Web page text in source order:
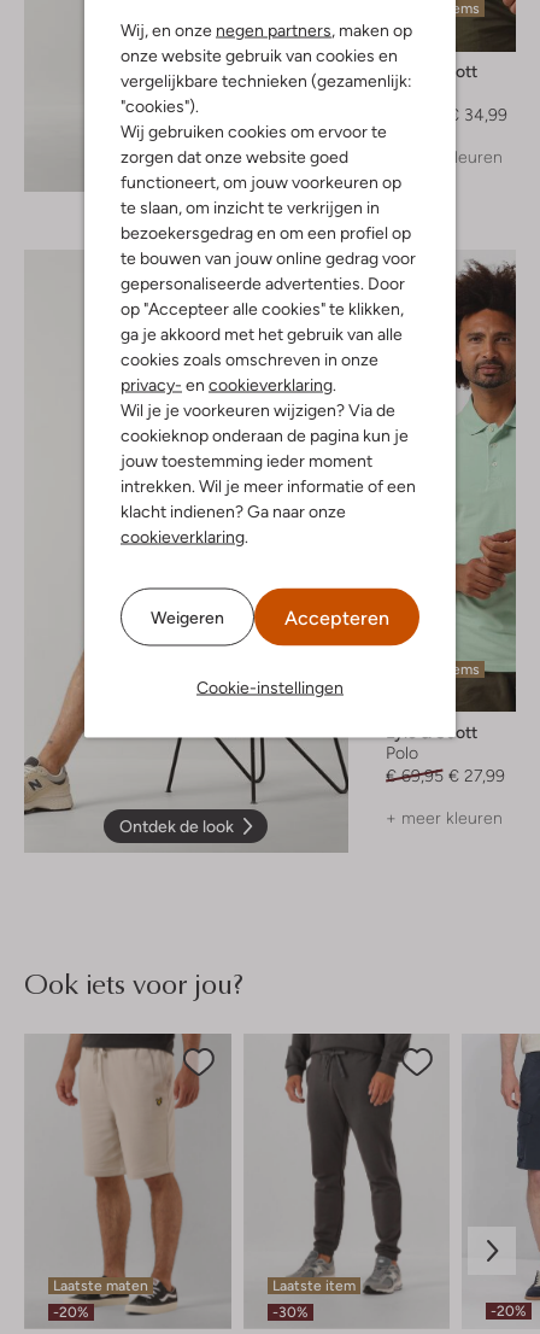
Wij, en onze negen partners, maken op
onze website gebruik van cookies en
vergelijkbare technieken (gezamenlijk:
"cookies").
Wij gebruiken cookies om ervoor te
zorgen dat onze website goed
functioneert, om jouw voorkeuren op
te slaan, om inzicht te verkrijgen in
bezoekersgedrag en om een profiel op
te bouwen van jouw online gedrag voor
gepersonaliseerde advertenties. Door
op "Accepteer alle cookies" te klikken,
ga je akkoord met het gebruik van alle
cookies zoals omschreven in onze
privacy- en cookieverklaring.
Wil je je voorkeuren wijzigen? Via de
cookieknop onderaan de pagina kun je
jouw toestemming ieder moment
intrekken. Wil je meer informatie of een
klacht indienen? Ga naar onze
cookieverklaring.
Weigeren Accepteren
Cookie-instellingen
Ontdek de look
Laatste items
-50%
Lyle & Scott
Polo
€ 34,99
+ meer kleuren
Ontdek de look
Laatste items
Lyle & Scott
Polo
€ 69,95 € 27,99
+ meer kleuren
Ook iets voor jou?
Laatste maten
-20%
Laatste item
-30%
-20%